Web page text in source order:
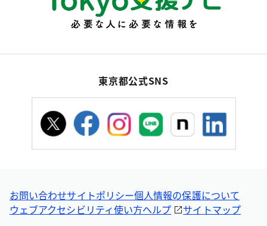
東京都公式SNS
お問い合わせサイトポリシー個人情報の保護について
ウェブアクセシビリティ使い方ヘルプ サイトマップ